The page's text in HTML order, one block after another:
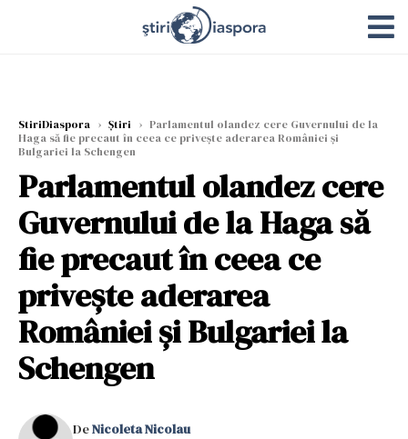
StiriDiaspora › Știri › Parlamentul olandez cere Guvernului de la
Haga să fie precaut în ceea ce priveşte aderarea României şi
Bulgariei la Schengen
Parlamentul olandez cere
Guvernului de la Haga să
fie precaut în ceea ce
priveşte aderarea
României şi Bulgariei la
Schengen
DeNicoleta Nicolau